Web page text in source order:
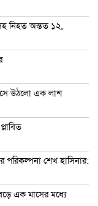
নিহত অন্তত ১২,
উঠলো এক লাশ
পরিকল্পনা শেখ হাসিনার:
এক মাসের মধ্যে